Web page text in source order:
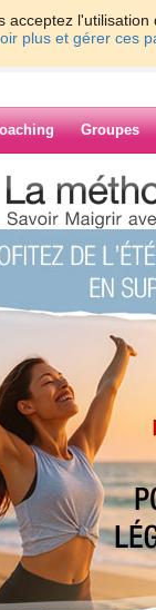
plus et gérer ces
Groupes
>
>
pour Amazon
Kindle
-
pour
5
à 05:53
Batterie, compatible
neuves et compatibles.
30 jours
ST32 batterie de